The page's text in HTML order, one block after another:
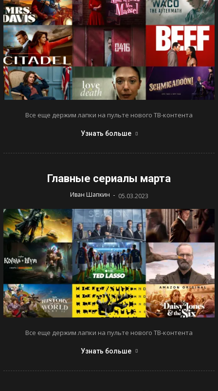
Все еще держим лапки на пульте нового ТВ-контента
Узнать больше
Главные сериалы марта
Иван Шапкин - 05.03.2023
Все еще держим лапки на пульте нового ТВ-контента
Узнать больше